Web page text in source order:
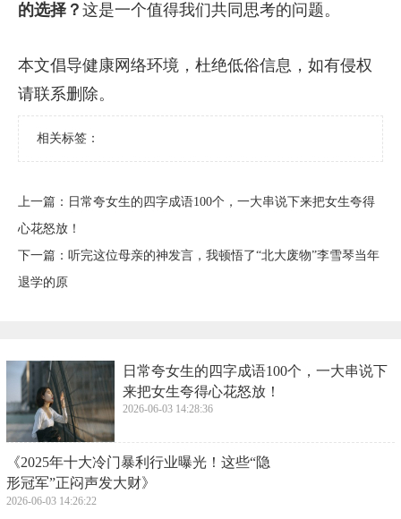
的选择？ 这是一个值得我们共同思考的问题。
本文倡导健康网络环境，杜绝低俗信息，如有侵权
请联系删除。
相关标签：
上一篇： ​日常夸女生的四字成语100个，一大串说下来把女生夸得
心花怒放！
下一篇： ​听完这位母亲的神发言，我顿悟了“北大废物”李雪琴当年
退学的原
​日常夸女生的四字成语100个，一大串说下
来把女生夸得心花怒放！
2026-06-03 14:28:36
​《2025年十大冷门暴利行业曝光！这些“隐
形冠军”正闷声发大财》
2026-06-03 14:26:22